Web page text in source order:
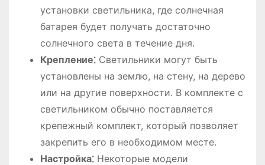
установки светильника, где солнечная
батарея будет получать достаточно
солнечного света в течение дня.
Крепление⁚Светильники могут быть
установлены на землю, на стену, на дерево
или на другие поверхности. В комплекте с
светильником обычно поставляется
крепежный комплект, который позволяет
закрепить его в необходимом месте.
Настройка⁚Некоторые модели